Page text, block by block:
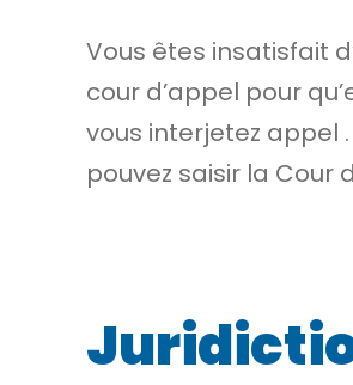
Vous êtes insatisfait
cour d’appel pour
vous interjetez appel
pouvez saisir la Cour